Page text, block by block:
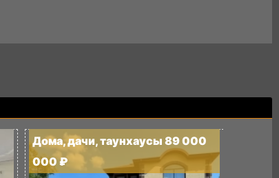
Дома, дачи, таунхаусы 89 000
000 ₽